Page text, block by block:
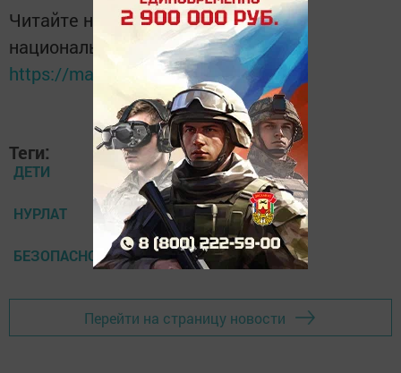
Читайте новости Татарстана в
национальном мессенджере MАХ:
https://max.ru/tatmedia
Теги:
ДЕТИ
НУРЛАТ
БЕЗОПАСНОСТЬ ДОРОЖНОГО ДВИЖЕНИЯ
Перейти на страницу новости